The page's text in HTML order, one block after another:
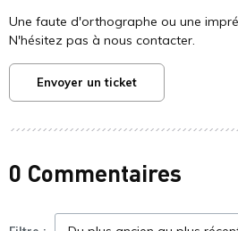
Une faute d'orthographe ou une
N'hésitez pas à nous contacter.
Envoyer un ticket
0 Commentaires